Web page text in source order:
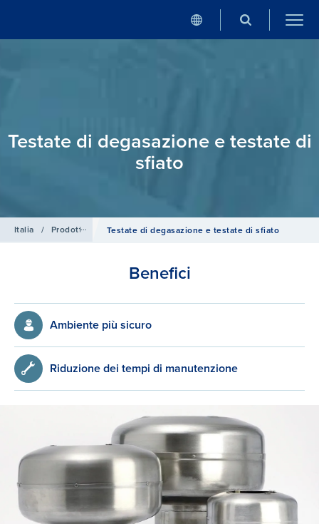
Testate di degasazione e testate di
sfiato
Italia / Prodotti Sistemi e controlli per centrali termiche
Testate di degasazione e testate di sfiato
Benefici
Ambiente più sicuro
Riduzione dei tempi di manutenzione